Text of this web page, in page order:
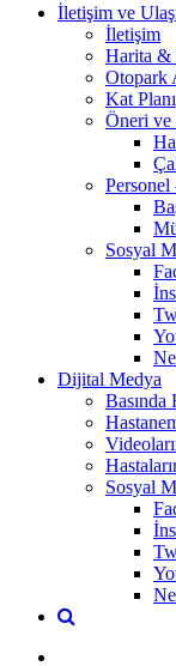
İletişim ve
İletişim
Harita &
Otopark
Kat Planı
Öneri ve
Sosyal
Dijital Medya
Basında
Sosyal